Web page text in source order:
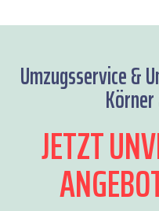
Umzugsservice &
JETZT